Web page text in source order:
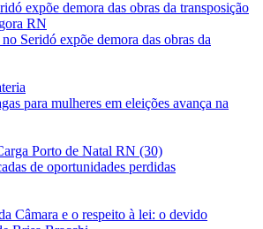
Seridó expõe demora das obras da
para mulheres em eleições avança na
de oportunidades perdidas